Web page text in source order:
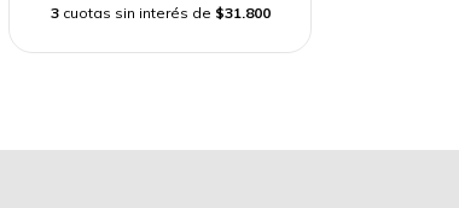
3 cuotas sin interés de $31.800